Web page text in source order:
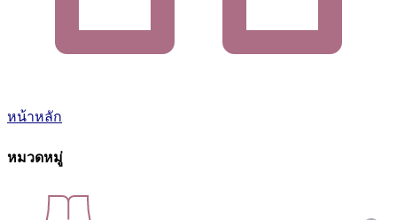
หน้าหลัก
หมวดหมู่